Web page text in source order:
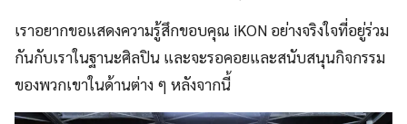
เราอยากขอแสดงความรู้สึกขอบคุณ iKON อย่างจริงใจที่อยู่ร่วม
กันกับเราในฐานะศิลปิน และจะรอคอยและสนับสนุนกิจกรรม
ของพวกเขาในด้านต่าง ๆ หลังจากนี้